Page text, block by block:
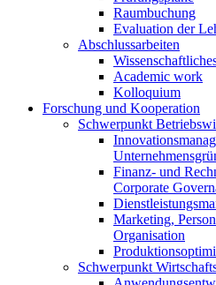
Raumbuchung
Evaluation der
Abschlussarbeiten
Academic work
Kolloquium
Forschung und Kooperation
Schwerpunkt
Finanz- und
Corporate
Marketing,
Organisation
Schwerpunkt